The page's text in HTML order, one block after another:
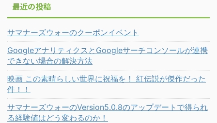
最近の投稿
サマナーズウォーのクーポンイベント
GoogleアナリティクスとGoogleサーチコンソールが連携
できない場合の解決方法
映画 この素晴らしい世界に祝福を！ 紅伝説が傑作だった
件！！
サマナーズウォーのVersion5.0.8のアップデートで得られ
る経験値はどう変わるのか！